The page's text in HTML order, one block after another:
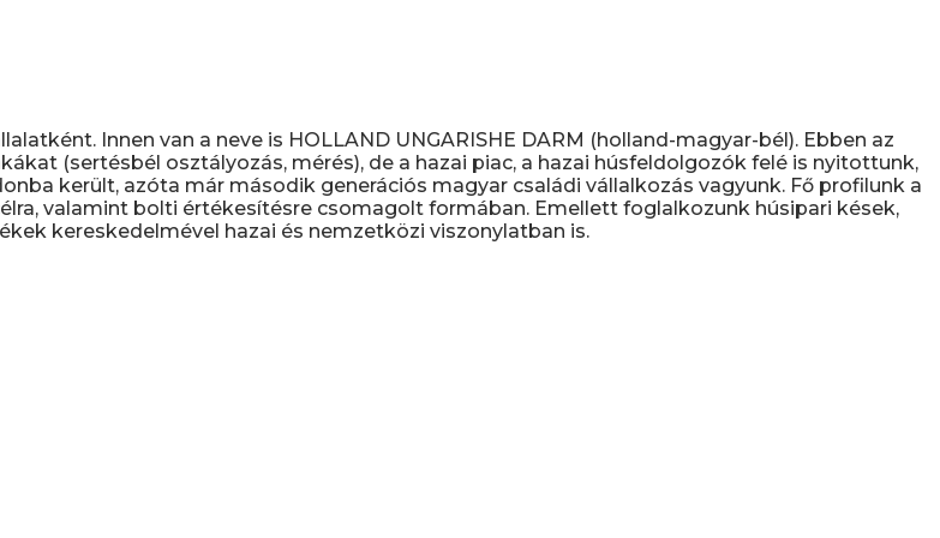
Innen van a neve is HOLLAND UNGARISHE DARM (holland-magyar-bél). Ebben az
(sertésbél osztályozás, mérés), de a hazai piac, a hazai húsfeldolgozók felé is nyitottunk,
került, azóta már második generációs magyar családi vállalkozás vagyunk. Fő profilunk a
valamint bolti értékesítésre csomagolt formában. Emellett foglalkozunk húsipari kések,
kereskedelmével hazai és nemzetközi viszonylatban is.